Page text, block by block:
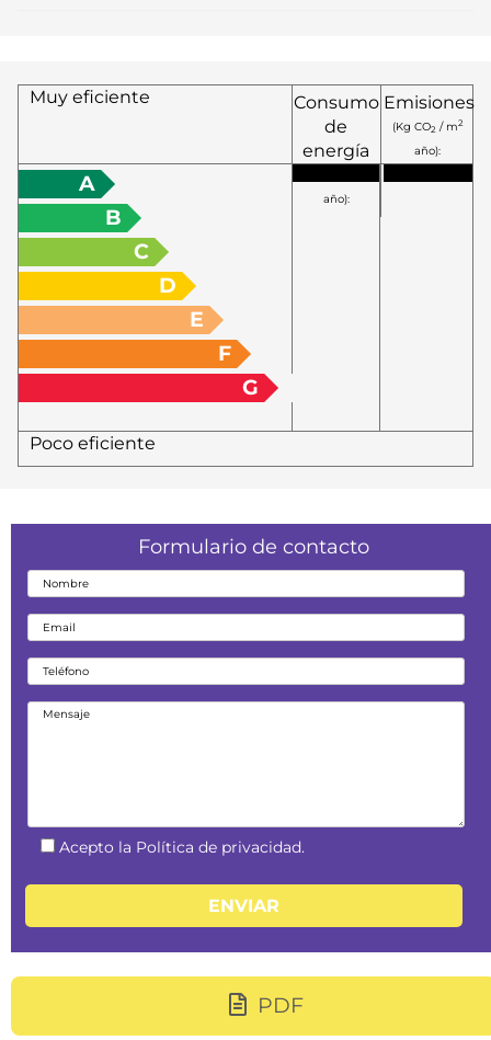
Muy eficiente
Consumo
de
energía
año):
Emisiones
(Kg CO2 / m2
año):
A
B
C
D
E
F
G
Poco eficiente
Formulario de contacto
Acepto la Política de privacidad.
PDF